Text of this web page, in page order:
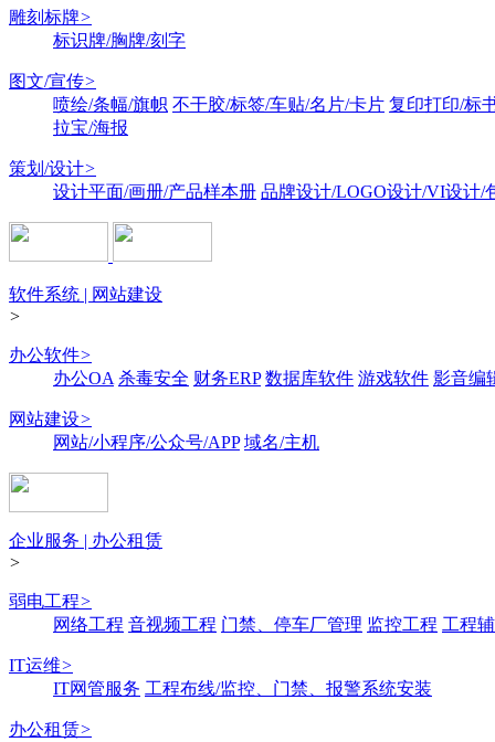
雕刻标牌>
标识牌/胸牌/刻字
图文/宣传>
喷绘/条幅/旗帜 不干胶/标签/车贴/名片/卡片 复印打印/标
拉宝/海报
策划/设计>
设计平面/画册/产品样本册 品牌设计/LOGO设计/VI设计/
软件系统 | 网站建设
>
办公软件>
办公OA 杀毒安全 财务ERP 数据库软件 游戏软件 影音编
网站建设>
网站/小程序/公众号/APP 域名/主机
企业服务 | 办公租赁
>
弱电工程>
网络工程 音视频工程 门禁、停车厂管理 监控工程 工程
IT运维>
IT网管服务 工程布线/监控、门禁、报警系统安装
办公租赁>